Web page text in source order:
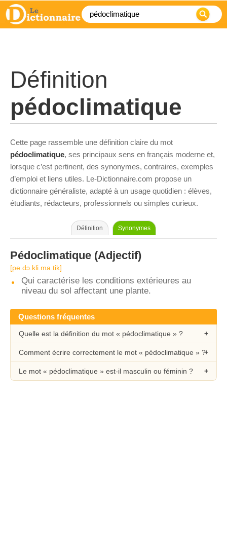
Définition
pédoclimatique
Cette page rassemble une définition claire du mot
pédoclimatique, ses principaux sens en français moderne et,
lorsque c’est pertinent, des synonymes, contraires, exemples
d’emploi et liens utiles. Le-Dictionnaire.com propose un
dictionnaire généraliste, adapté à un usage quotidien : élèves,
étudiants, rédacteurs, professionnels ou simples curieux.
Définition Synonymes
Pédoclimatique (Adjectif)
[pe.dɔ.kli.ma.tik]
Qui caractérise les conditions extérieures au
niveau du sol affectant une plante.
Questions fréquentes
Quelle est la définition du mot « pédoclimatique » ?
Comment écrire correctement le mot « pédoclimatique » ?
Le mot « pédoclimatique » est-il masculin ou féminin ?